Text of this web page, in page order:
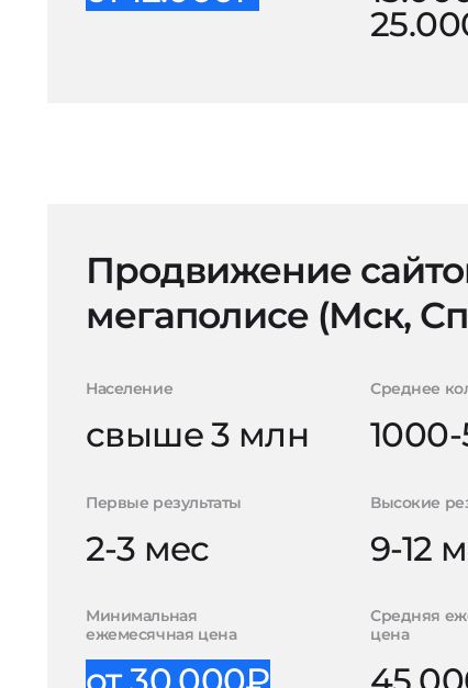
Продвижение
мегаполисе (Мск,
Население
свыше 3 млн
Среднее
Первые результаты
2-3 мес
Высокие
9-12
Минимальная
ежемесячная цена
Средняя
цена